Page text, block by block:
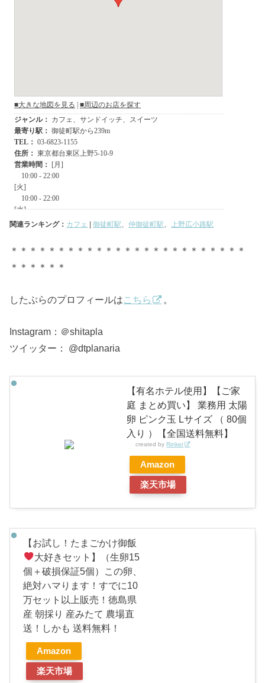
関連ランキング： カフェ |御徒町駅、仲御徒町駅、 上野広小路駅
＊＊＊＊＊＊＊＊＊＊＊＊＊＊＊＊＊＊＊＊＊＊＊＊＊
＊＊＊＊＊＊
したぷらのプロフィールは こちら
Instagram：＠shitapla
ツイッター： @dtplanaria
【有名ホテル使用】【ご家
庭 まとめ買い】 業務用 太陽
卵 ピンク玉 Lサイズ （ 80個
入り ）【全国送料無料】
created by Rinker
Amazon
楽天市場
【お試し！たまごかけ御飯
大好きセット】（生卵15
個＋破損保証5個）この卵、
絶対ハマります！すでに10
万セット以上販売！徳島県
産 朝採り 産みたて 農場直
送！しかも 送料無料！
Amazon
楽天市場